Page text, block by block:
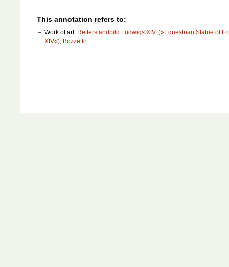
This annotation refers to:
Work of art: Reiterstandbild Ludwigs XIV. (»Equestrian Statue of
XIV«), Bozzetto